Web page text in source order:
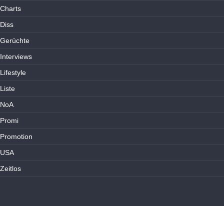
Charts
Diss
Gerüchte
Interviews
Lifestyle
Liste
NoA
Promi
Promotion
USA
Zeitlos